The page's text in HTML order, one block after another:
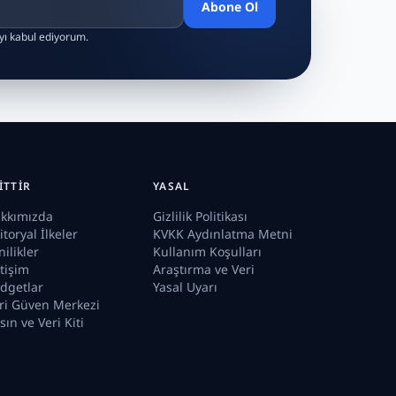
Abone Ol
kabul ediyorum.
İlkeler
Güven Merkezi
ve Veri Kiti
YASAL
Gizlilik Politikası
KVKK Aydınlatma Metni
Kullanım Koşulları
Araştırma ve Veri
Yasal Uyarı